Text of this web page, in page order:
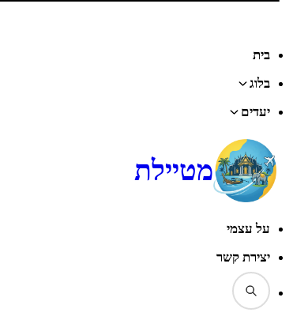
בית
בלוג
יעדים
מטיילת
על עצמי
יצירת קשר